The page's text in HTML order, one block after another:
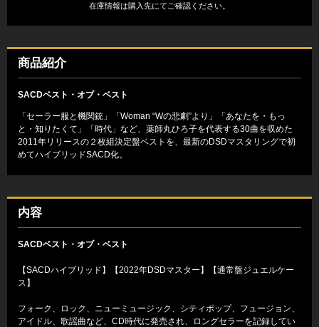
在庫情報は購入先にてご確認ください。
商品紹介
SACDベスト・オブ・ベスト
「セーラー服と機関銃」「Woman “Wの悲劇”より」「あなたを・もっ
と・知りたくて」「時代」など、薬師丸ひろ子を代表する30曲を収めた
2011年リリースの２枚組決定盤ベストを、最新のDSDマスタリングで初
めてハイブリッドSACD化。
内容
SACDベスト・オブ・ベスト
【SACDハイブリッド】【2022年DSDマスター】【通常盤ジュエルケー
ス】
フォーク、ロック、ニューミュージック、シティポップ、フュージョン、
アイドル、歌謡曲など、CD時代に発売され、ロングセラーを記録してい